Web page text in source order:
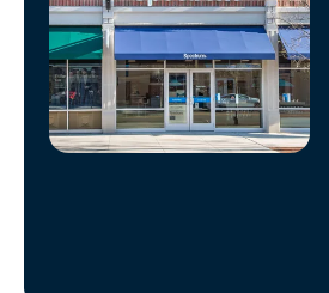
Administrar
cuenta
Encuentra
una
tienda